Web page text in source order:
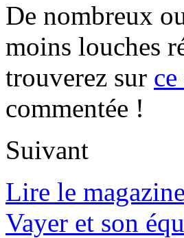
De nombreux
moins louches
trouverez sur
commentée !
Suivant
Lire le
Vayer et son